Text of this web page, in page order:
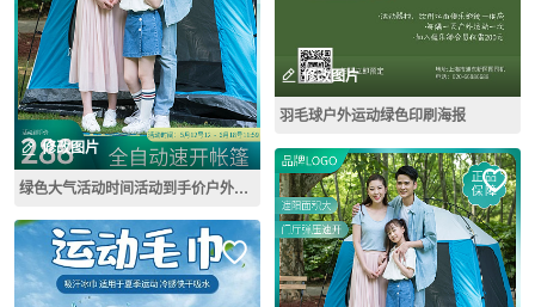
修改图片
绿色大气活动时间活动到手价户外运动帐篷主图直通车
修改图片
羽毛球户外运动绿色印刷海报